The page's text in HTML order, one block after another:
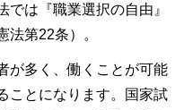
は『職業選択の自由』
法第22条）。
が多く、働くことが可能
ことになります。国家試